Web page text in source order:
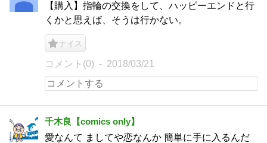
【購入】指輪の交換をして、ハッピーエンドと行
くかと思えば、そうは行かない。
ナイス
コメント(0) 2018/03/21
千木良【comics only】
愛なんて ましてや恋なんか 簡単に手に入るんだ